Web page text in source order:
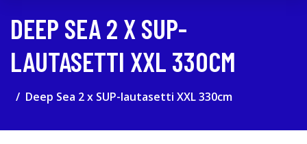
DEEP SEA 2 X SUP-
LAUTASETTI XXL 330CM
Deep Sea 2 x SUP-lautasetti XXL 330cm